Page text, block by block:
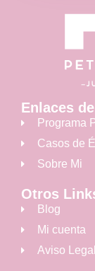
Enlaces
Programa
Casos de
Sobre Mi
Otros
Blog
Mi cuenta
Aviso Legal